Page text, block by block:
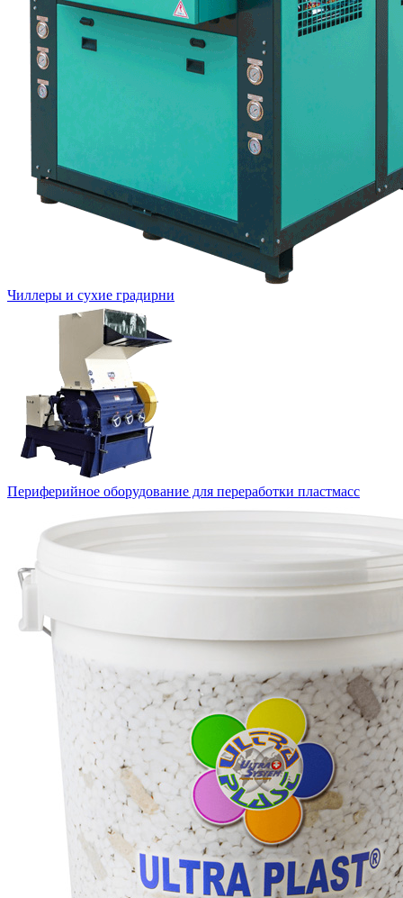
Чиллеры и сухие градирни
Периферийное оборудование для переработки пластмасс